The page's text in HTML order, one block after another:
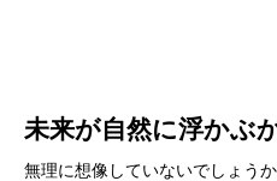
未来が自然に浮かぶ
無理に想像していないでしょうか